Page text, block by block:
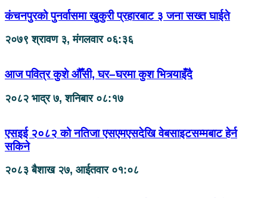
कंचनपुरको पुनर्वासमा खुकुरी प्रहारबाट ३ जना सख्त घाईते
२०७९ श्रावण ३, मंगलवार ०६:३६
आज पवित्र कुशे औँसी, घर–घरमा कुश भित्र्याइँदै
२०८२ भाद्र ७, शनिबार ०८:१७
एसइई २०८२ को नतिजा एसएमएसदेखि वेबसाइटसम्मबाट हेर्न
सकिने
२०८३ बैशाख २७, आईतवार ०१:०८